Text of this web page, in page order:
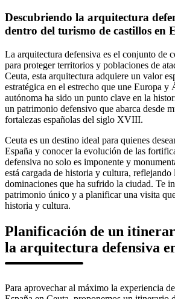
Descubriendo la arquitectura
dentro del turismo de castillos en
La arquitectura defensiva es el conjunto de
para proteger territorios y poblaciones de
Ceuta, esta arquitectura adquiere un valor
estratégica en el estrecho que une Europa y
autónoma ha sido un punto clave en la
un patrimonio defensivo que abarca desde
fortalezas españolas del siglo XVIII.
Ceuta es un destino ideal para quienes
España y conocer la evolución de las
defensiva no solo es imponente y
está cargada de historia y cultura, reflejando
dominaciones que ha sufrido la ciudad. Te
patrimonio único y a planificar una visita
historia y cultura.
Planificación de un
la arquitectura defensiva
Para aprovechar al máximo la experiencia